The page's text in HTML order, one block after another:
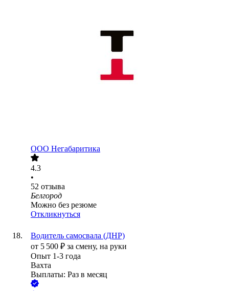
ООО Негабаритика
4.3
•
52 отзыва
Белгород
Можно без резюме
Откликнуться
Водитель самосвала (ДНР)
от 5 500 ₽ за смену, на руки
Опыт 1-3 года
Вахта
Выплаты: Раз в месяц